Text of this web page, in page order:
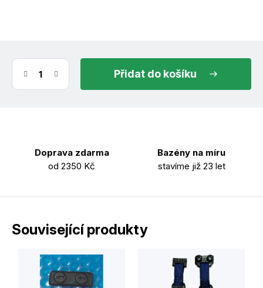
do košíku
Doprava zdarma
od 2350 Kč
Bazény na míru
stavíme již 23 let
Související produkty